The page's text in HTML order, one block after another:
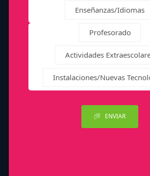
Enseñanzas/Idiomas
Profesorado
Actividades
Instalaciones/Nuevas
ENVIAR